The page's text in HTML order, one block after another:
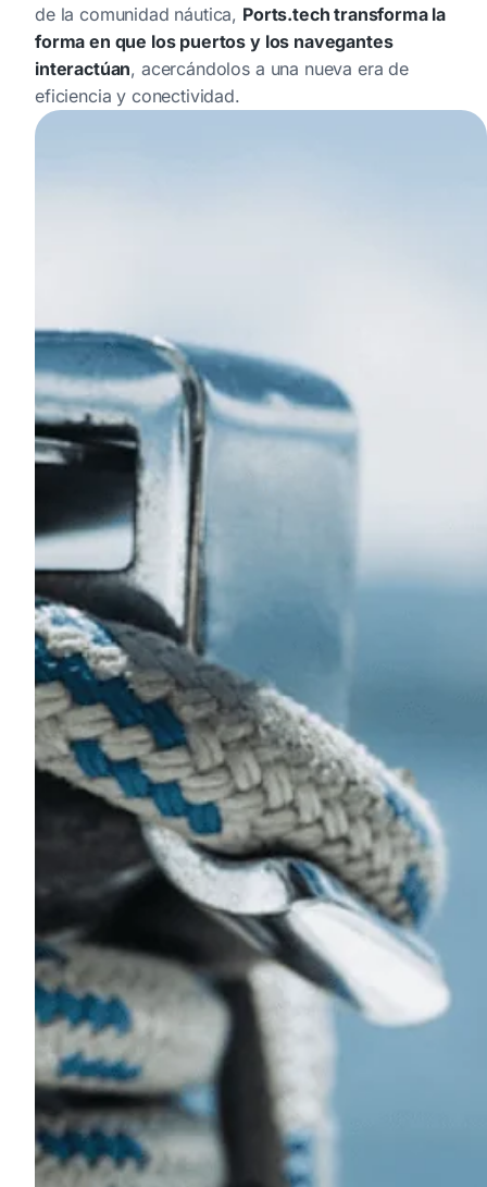
de la comunidad náutica, Ports.tech transforma la
forma en que los puertos y los navegantes
interactúan, acercándolos a una nueva era de
eficiencia y conectividad.